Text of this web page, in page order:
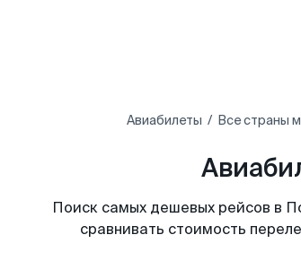
Авиабилеты Все страны
Поиск самых дешевых рейсов в
сравнивать стоимость